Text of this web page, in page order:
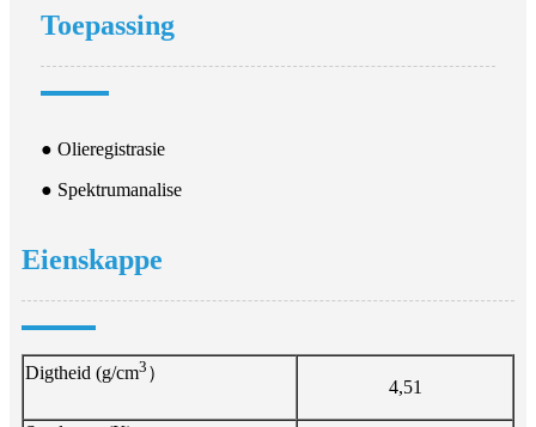
Toepassing
● Olieregistrasie
● Spektrumanalise
Eienskappe
Digtheid (g/cm3 ）
4,51